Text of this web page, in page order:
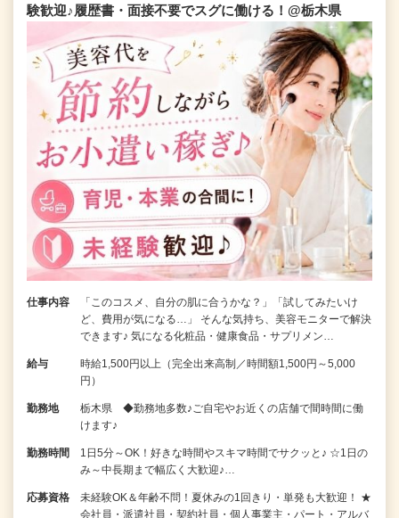
験歓迎♪履歴書・面接不要でスグに働ける！@栃木県
仕事内容
「このコスメ、自分の肌に合うかな？」「試してみたいけ
ど、費用が気になる…」 そんな気持ち、美容モニターで解決
できます♪ 気になる化粧品・健康食品・サプリメン…
給与
時給1,500円以上（完全出来高制／時間額1,500円～5,000
円）
勤務地
栃木県 ◆勤務地多数♪ご自宅やお近くの店舗で間時間に働
けます♪
勤務時間
1日5分～OK！好きな時間やスキマ時間でサクッと♪ ☆1日の
み～中長期まで幅広く大歓迎♪…
応募資格
未経験OK＆年齢不問！夏休みの1回きり・単発も大歓迎！ ★
会社員・派遣社員・契約社員・個人事業主・パート・アルバ